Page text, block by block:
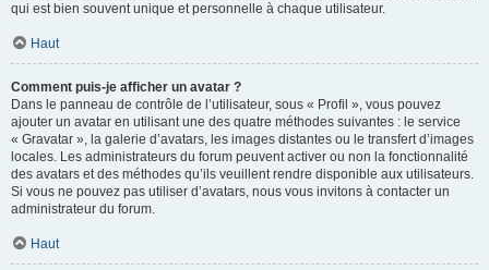
qui est bien souvent unique et personnelle à chaque utilisateur.
Haut
Comment puis-je afficher un avatar ?
Dans le panneau de contrôle de l’utilisateur, sous « Profil », vous pouvez
ajouter un avatar en utilisant une des quatre méthodes suivantes : le service
« Gravatar », la galerie d’avatars, les images distantes ou le transfert d’images
locales. Les administrateurs du forum peuvent activer ou non la fonctionnalité
des avatars et des méthodes qu’ils veuillent rendre disponible aux utilisateurs.
Si vous ne pouvez pas utiliser d’avatars, nous vous invitons à contacter un
administrateur du forum.
Haut